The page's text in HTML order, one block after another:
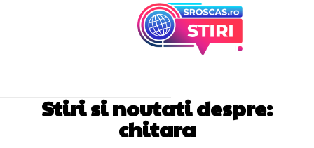
Stiri si noutati despre:
chitara